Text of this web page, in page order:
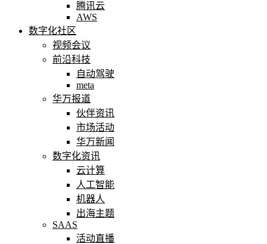
腾讯云
AWS
数字化社区
视频会议
前沿科技
自动驾驶
meta
华万报道
伙伴资讯
市场活动
华万新闻
数字化资讯
云计算
人工智能
机器人
出海主题
SAAS
活动直播